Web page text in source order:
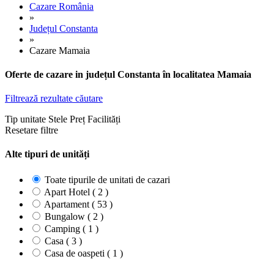
Cazare România
»
Județul Constanta
»
Cazare Mamaia
Oferte de cazare in județul Constanta în localitatea Mamaia
Filtrează rezultate căutare
Tip unitate Stele Preț Facilități
Resetare filtre
Alte tipuri de unități
Toate tipurile de unitati de cazari
Apart Hotel ( 2 )
Apartament ( 53 )
Bungalow ( 2 )
Camping ( 1 )
Casa ( 3 )
Casa de oaspeti ( 1 )